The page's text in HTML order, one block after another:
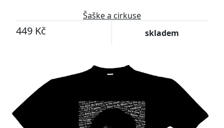
Šaške a cirkuse
449 Kč skladem